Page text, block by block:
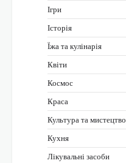
Ігри
Історія
Їжа та кулінарія
Квіти
Космос
Краса
Культура та мистецтво
Кухня
Лікувальні засоби